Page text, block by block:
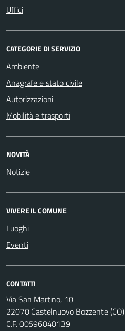
Uffici
CATEGORIE DI SERVIZIO
Ambiente
Anagrafe e stato civile
Autorizzazioni
Mobilità e trasporti
NOVITÀ
Notizie
VIVERE IL COMUNE
Luoghi
Eventi
CONTATTI
Via San Martino, 10
22070 Castelnuovo Bozzente (CO)
C.F. 00596040139